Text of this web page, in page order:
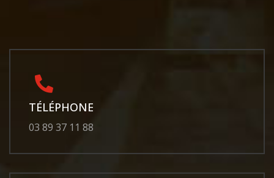
TÉLÉPHONE
03 89 37 11 88